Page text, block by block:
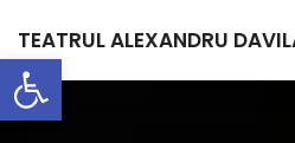
Deschide bara
TEATRUL ALEXANDRU